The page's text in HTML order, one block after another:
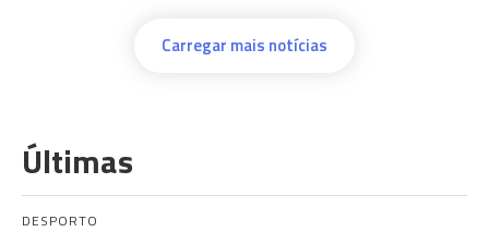
Carregar mais notícias
Últimas
DESPORTO